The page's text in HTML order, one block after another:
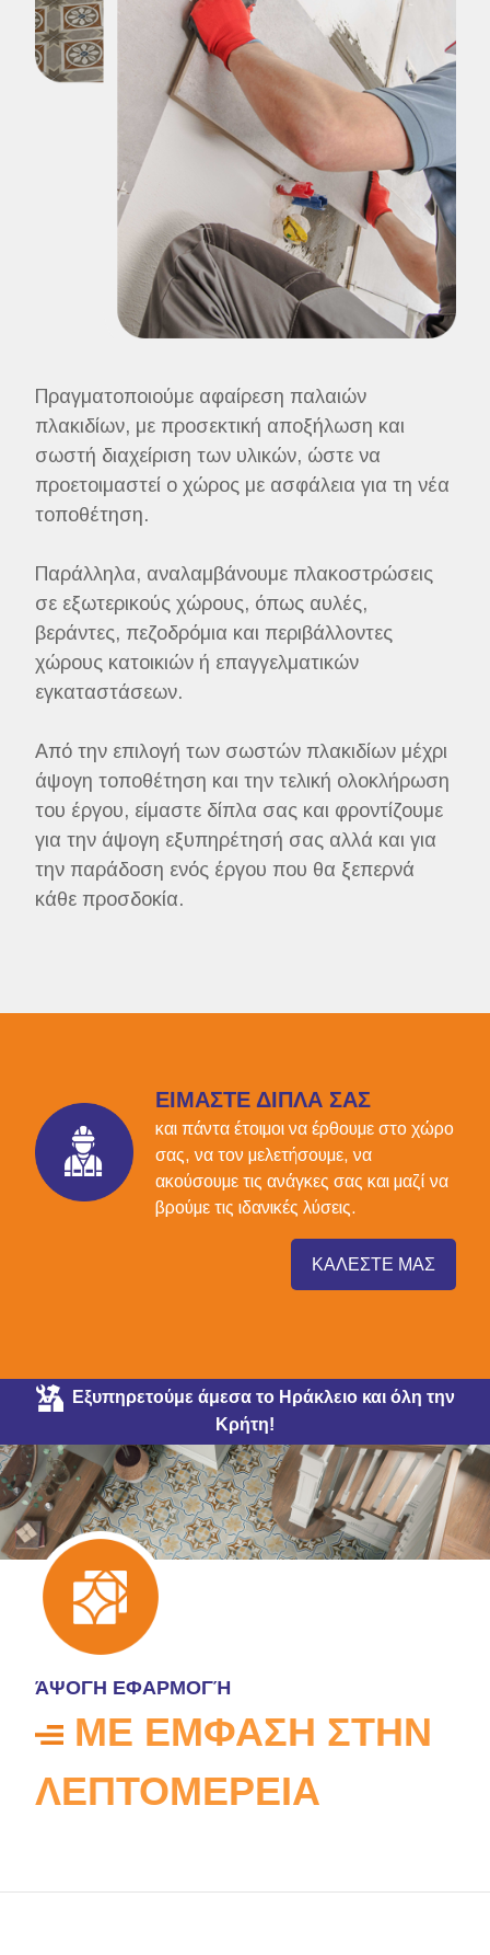
Πραγματοποιούμε αφαίρεση παλαιών
πλακιδίων, με προσεκτική αποξήλωση και
σωστή διαχείριση των υλικών, ώστε να
προετοιμαστεί ο χώρος με ασφάλεια για τη νέα
τοποθέτηση.
Παράλληλα, αναλαμβάνουμε πλακοστρώσεις
σε εξωτερικούς χώρους, όπως αυλές,
βεράντες, πεζοδρόμια και περιβάλλοντες
χώρους κατοικιών ή επαγγελματικών
εγκαταστάσεων.
Από την επιλογή των σωστών πλακιδίων μέχρι
άψογη τοποθέτηση και την τελική ολοκλήρωση
του έργου, είμαστε δίπλα σας και φροντίζουμε
για την άψογη εξυπηρέτησή σας αλλά και για
την παράδοση ενός έργου που θα ξεπερνά
κάθε προσδοκία.
ΕΙΜΑΣΤΕ ΔΙΠΛΑ ΣΑΣ
και πάντα έτοιμοι να έρθουμε στο χώρο
σας, να τον μελετήσουμε, να
ακούσουμε τις ανάγκες σας και μαζί να
βρούμε τις ιδανικές λύσεις.
ΚΑΛΕΣΤΕ ΜΑΣ
Εξυπηρετούμε άμεσα το Ηράκλειο και όλη την
Κρήτη!
ΆΨΟΓΗ ΕΦΑΡΜΟΓΉ
ΜΕ ΕΜΦΑΣΗ ΣΤΗΝ
ΛΕΠΤΟΜΕΡΕΙΑ